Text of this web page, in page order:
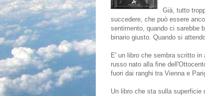
Già, tutto
succedere, che può essere
sentimento, quando ci sarebbe
binario giusto. Quando si
E' un libro che sembra scritto
russo nato alla fine
fuori dai ranghi tra Vienna e
Un libro che sta sulla superficie